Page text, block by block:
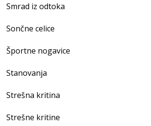
Smrad iz odtoka
Sončne celice
Športne nogavice
Stanovanja
Strešna kritina
Strešne kritine